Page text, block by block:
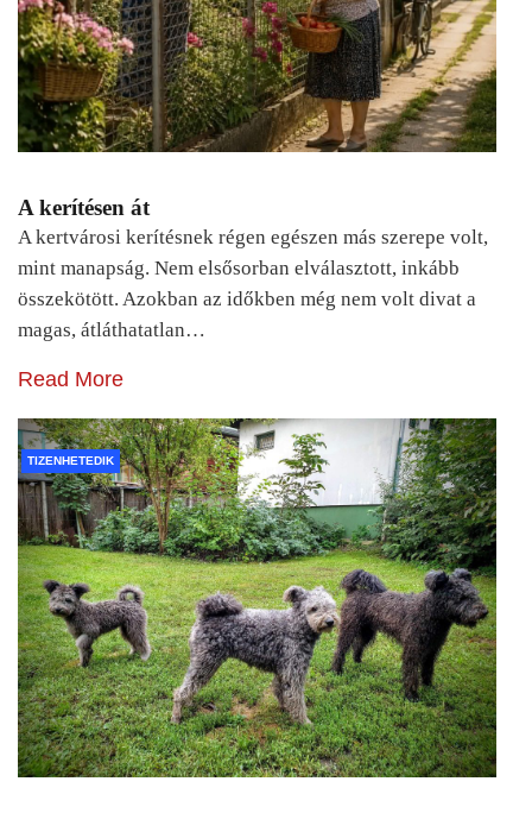
A kerítésen át
A kertvárosi kerítésnek régen egészen más szerepe volt,
mint manapság. Nem elsősorban elválasztott, inkább
összekötött. Azokban az időkben még nem volt divat a
magas, átláthatatlan…
Read More
TIZENHETEDIK